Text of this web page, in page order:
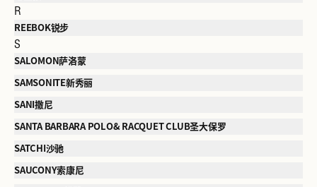
R
REEBOK锐步
S
SALOMON萨洛蒙
SAMSONITE新秀丽
SANI撒尼
SANTA BARBARA POLO& RACQUET CLUB圣大保罗
SATCHI沙驰
SAUCONY索康尼